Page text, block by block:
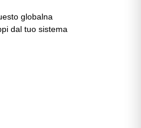
globalna
dal tuo sistema